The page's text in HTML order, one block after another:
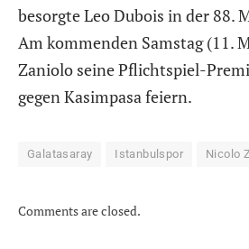
besorgte Leo Dubois in der 88.
Am kommenden Samstag (11.
Zaniolo seine Pflichtspiel-
gegen Kasimpasa feiern.
Galatasaray Istanbulspor Nicolo
Comments are closed.